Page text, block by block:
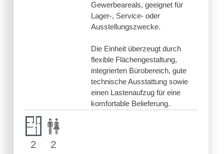
Gewerbeareals, geeignet für
Lager-, Service- oder
Ausstellungszwecke.
Die Einheit überzeugt durch
flexible Flächengestaltung,
integrierten Bürobereich, gute
technische Ausstattung sowie
einen Lastenaufzug für eine
komfortable Belieferung.
2 2